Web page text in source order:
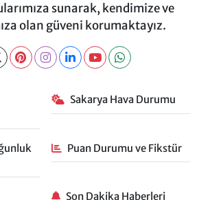
sunarak, kendimize ve
olan güveni korumaktayız.
Sakarya Hava Durumu
Puan Durumu ve Fikstür
Son Dakika Haberleri